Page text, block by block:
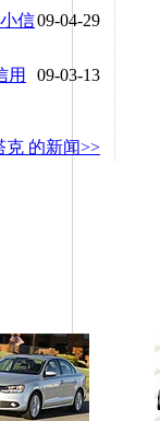
09-04-29
信
09-03-13
用
克 的新闻>>